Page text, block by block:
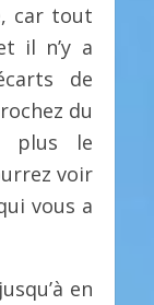
car tout
il n’y a
de
du
plus le
voir
vous a
en